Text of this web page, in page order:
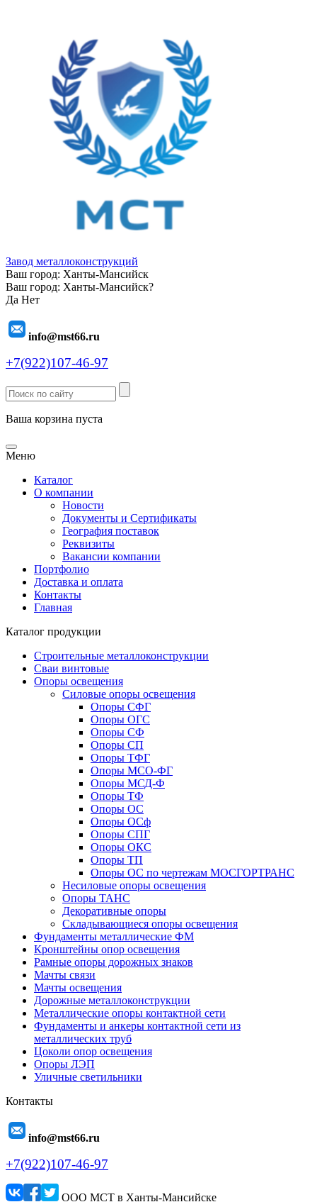
Завод металлоконструкций
Ваш город: Ханты-Мансийск
Ваш город: Ханты-Мансийск?
Да Нет
info@mst66.ru
+7(922)107-46-97
Ваша корзина пуста
Меню
Каталог
О компании
Новости
Документы и Сертификаты
География поставок
Реквизиты
Вакансии компании
Портфолио
Доставка и оплата
Контакты
Главная
Каталог продукции
Строительные металлоконструкции
Сваи винтовые
Опоры освещения
Силовые опоры освещения
Опоры СФГ
Опоры ОГС
Опоры СФ
Опоры СП
Опоры ТФГ
Опоры МСО-ФГ
Опоры МСД-Ф
Опоры ТФ
Опоры ОС
Опоры ОСф
Опоры СПГ
Опоры ОКС
Опоры ТП
Опоры ОС по чертежам МОСГОРТРАНС
Несиловые опоры освещения
Опоры ТАНС
Декоративные опоры
Складывающиеся опоры освещения
Фундаменты металлические ФМ
Кронштейны опор освещения
Рамные опоры дорожных знаков
Мачты связи
Мачты освещения
Дорожные металлоконструкции
Металлические опоры контактной сети
Фундаменты и анкеры контактной сети из
металлических труб
Цоколи опор освещения
Опоры ЛЭП
Уличные светильники
Контакты
info@mst66.ru
+7(922)107-46-97
ООО МСТ в Ханты-Мансийске